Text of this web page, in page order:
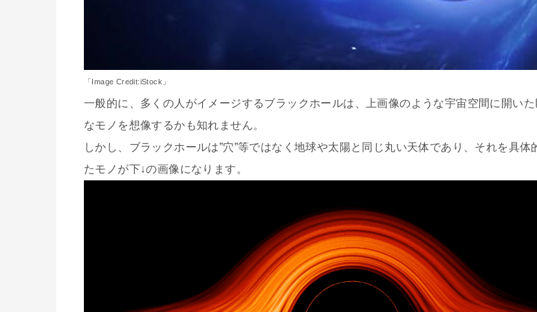
「Image Credit:iStock」
一般的に、多くの人がイメージするブラックホールは、上画像のような宇宙空間に開い
なモノを想像するかも知れません。
しかし、ブラックホールは”穴”等ではなく地球や太陽と同じ丸い天体であり、それを具体
たモノが下↓の画像になります。